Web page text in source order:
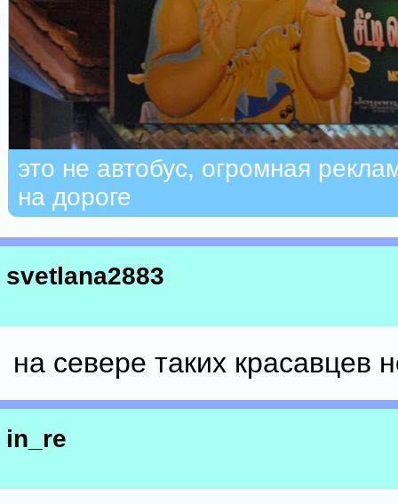
это не автобус, огромная
на дороге
svetlana2883
на севере таких красавцев
in_re